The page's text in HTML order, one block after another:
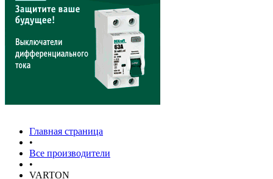
Главная страница
•
Все производители
•
VARTON